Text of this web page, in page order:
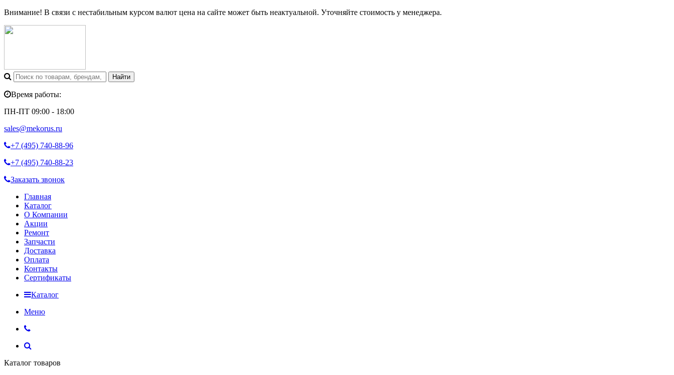
Внимание! В связи с нестабильным курсом валют цена на сайте может быть неактуальной. Уточняйте стоимость у менеджера.
Время работы:
ПН-ПТ 09:00 - 18:00
sales@mekorus.ru
+7 (495) 740-88-96
+7 (495) 740-88-23
Заказать звонок
Главная
Каталог
О Компании
Акции
Ремонт
Запчасти
Доставка
Оплата
Контакты
Сертификаты
Каталог
Меню
Каталог товаров